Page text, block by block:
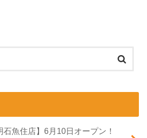
石魚住店】6月10日オープン！